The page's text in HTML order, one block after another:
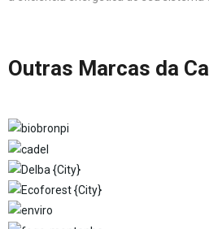
Outras Marcas da